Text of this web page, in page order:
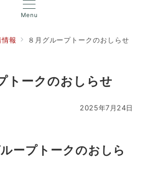
Menu
情報 ８月グループトークのおしらせ
トークのおしらせ
2025年7月24日
ループトークのおしら